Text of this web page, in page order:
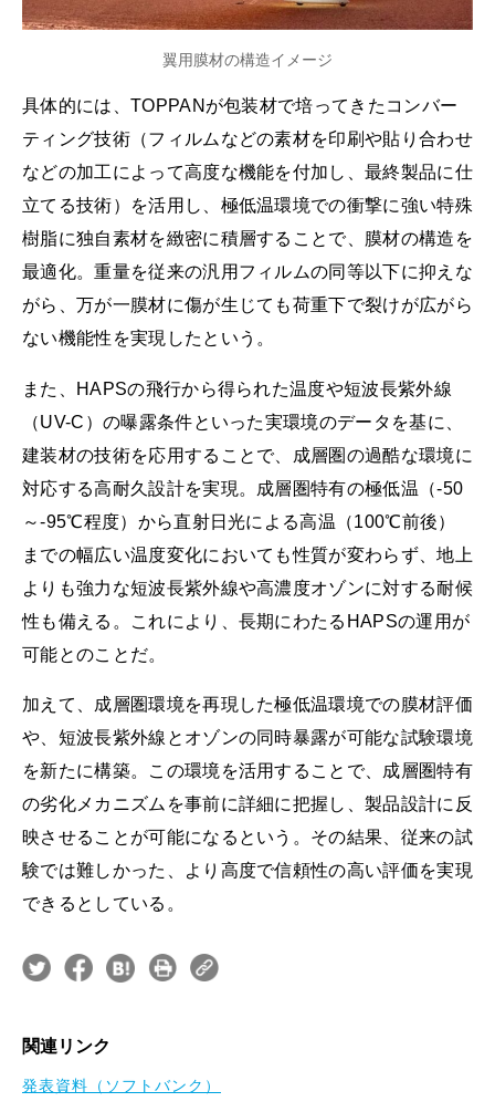
翼用膜材の構造イメージ
具体的には、TOPPANが包装材で培ってきたコンバー
ティング技術（フィルムなどの素材を印刷や貼り合わせ
などの加工によって高度な機能を付加し、最終製品に仕
立てる技術）を活用し、極低温環境での衝撃に強い特殊
樹脂に独自素材を緻密に積層することで、膜材の構造を
最適化。重量を従来の汎用フィルムの同等以下に抑えな
がら、万が一膜材に傷が生じても荷重下で裂けが広がら
ない機能性を実現したという。
また、HAPSの飛行から得られた温度や短波長紫外線
（UV-C）の曝露条件といった実環境のデータを基に、
建装材の技術を応用することで、成層圏の過酷な環境に
対応する高耐久設計を実現。成層圏特有の極低温（-50
～-95℃程度）から直射日光による高温（100℃前後）
までの幅広い温度変化においても性質が変わらず、地上
よりも強力な短波長紫外線や高濃度オゾンに対する耐候
性も備える。これにより、長期にわたるHAPSの運用が
可能とのことだ。
加えて、成層圏環境を再現した極低温環境での膜材評価
や、短波長紫外線とオゾンの同時暴露が可能な試験環境
を新たに構築。この環境を活用することで、成層圏特有
の劣化メカニズムを事前に詳細に把握し、製品設計に反
映させることが可能になるという。その結果、従来の試
験では難しかった、より高度で信頼性の高い評価を実現
できるとしている。
関連リンク
発表資料（ソフトバンク）